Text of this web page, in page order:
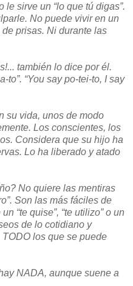
sirve un “lo que tú digas”.
No puede vivir en un
prisas. Ni durante las
también lo dice por él.
to”. “You say po-tei-to, I say
su vida, unos de modo
Los conscientes, los
Considera que su hijo ha
Lo ha liberado y atado
No quiere las mentiras
Son las más fáciles de
“te quise”, “te utilizo” o un
de lo cotidiano y
los que se puede
NADA, aunque suene a